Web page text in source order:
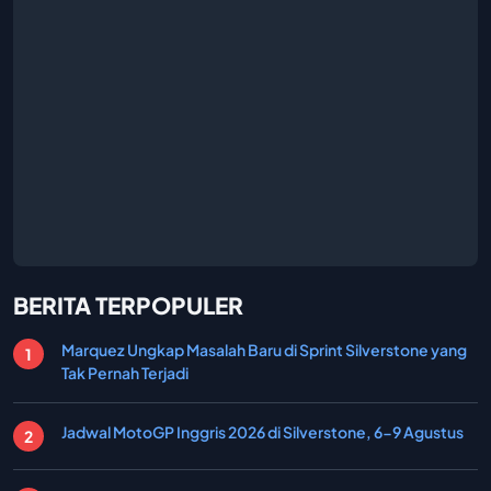
BERITA TERPOPULER
Marquez Ungkap Masalah Baru di Sprint Silverstone yang
Tak Pernah Terjadi
Jadwal MotoGP Inggris 2026 di Silverstone, 6-9 Agustus